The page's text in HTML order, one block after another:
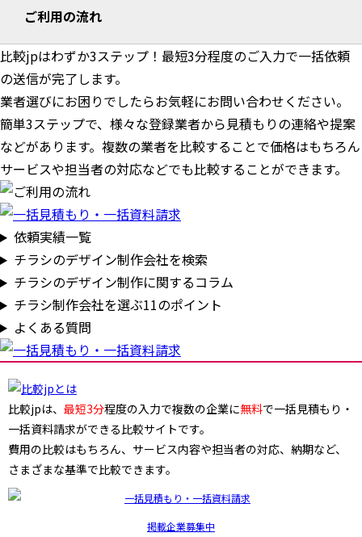
ご利用の流れ
比較jpはわずか3ステップ！最短3分程度のご入力で一括依頼
の送信が完了します。
業者選びにお困りでしたらお気軽にお問い合わせください。
簡単3ステップで、様々な登録業者から見積もりの連絡や提案
などがあります。複数の業者を比較することで価格はもちろん
サービスや担当者の対応などでも比較することができます。
依頼実績一覧
チラシのデザイン制作会社を検索
チラシのデザイン制作に関するコラム
チラシ制作会社を選ぶ11のポイント
よくある質問
比較jpは、 最短3分程度の入力で複数の企業に無料で一括見積もり・
一括資料請求ができる比較サイトです。
費用の比較はもちろん、サービス内容や担当者の対応、納期など、
さまざまな基準で比較できます。
掲載企業募集中